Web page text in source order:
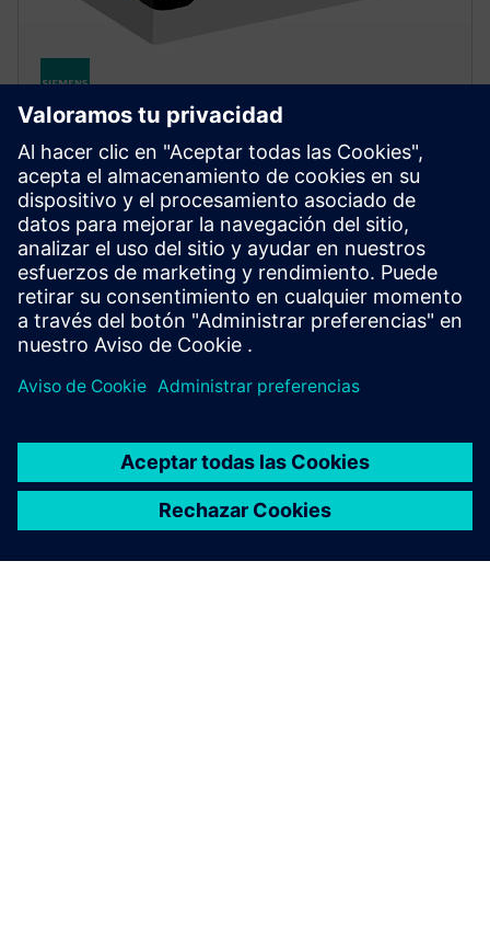
MECHANICAL AND MANUFACTURING SIMULATION
Simcenter Radioss
Optimize product performance under dynamic loads
with a leading structural solver for highly nonlinear
problems like crash, impact, blast and stamping.